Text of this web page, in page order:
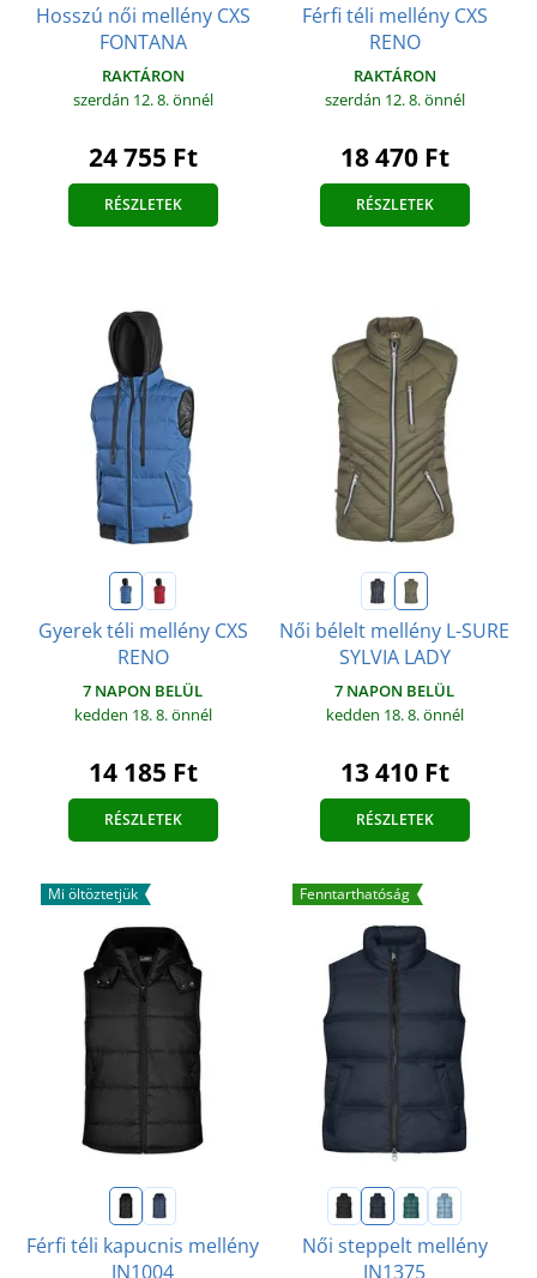
Hosszú női mellény CXS
FONTANA
RAKTÁRON
szerdán 12. 8.önnél
24 755 Ft
RÉSZLETEK
Férfi téli mellény CXS
RENO
RAKTÁRON
szerdán 12. 8.önnél
18 470 Ft
RÉSZLETEK
Gyerek téli mellény CXS
RENO
7 NAPON BELÜL
kedden 18. 8.önnél
14 185 Ft
RÉSZLETEK
Női bélelt mellény L-SURE
SYLVIA LADY
7 NAPON BELÜL
kedden 18. 8.önnél
13 410 Ft
RÉSZLETEK
Mi öltöztetjük
Férfi téli kapucnis mellény
JN1004
Fenntarthatóság
Női steppelt mellény
JN1375